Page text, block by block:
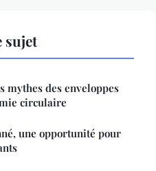
sujet
mythes des enveloppes
circulaire
une opportunité pour